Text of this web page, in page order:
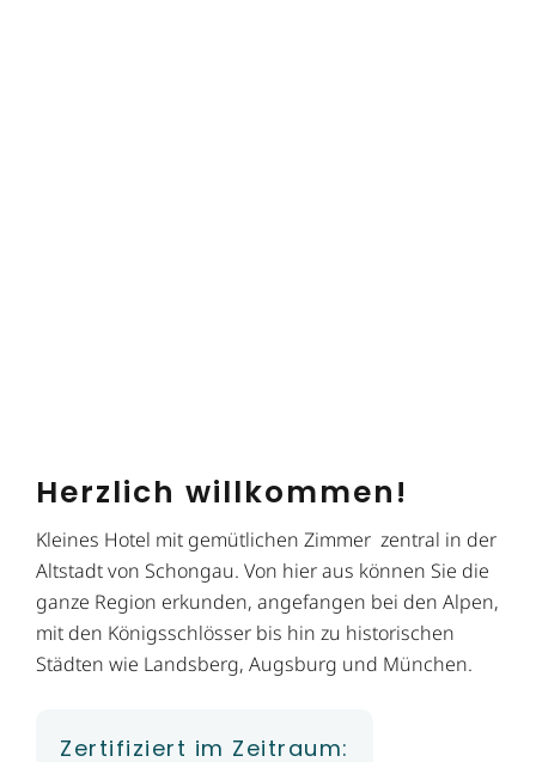
Herzlich willkommen!
Kleines Hotel mit gemütlichen Zimmer zentral in der
Altstadt von Schongau. Von hier aus können Sie die
ganze Region erkunden, angefangen bei den Alpen,
mit den Königsschlösser bis hin zu historischen
Städten wie Landsberg, Augsburg und München.
Zertifiziert im Zeitraum: